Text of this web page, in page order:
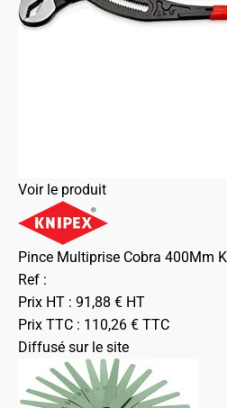
Voir le produit
Pince Multiprise Cobra 400Mm
Ref :
Prix HT : 91,88 € HT
Prix TTC : 110,26 € TTC
Diffusé sur le site